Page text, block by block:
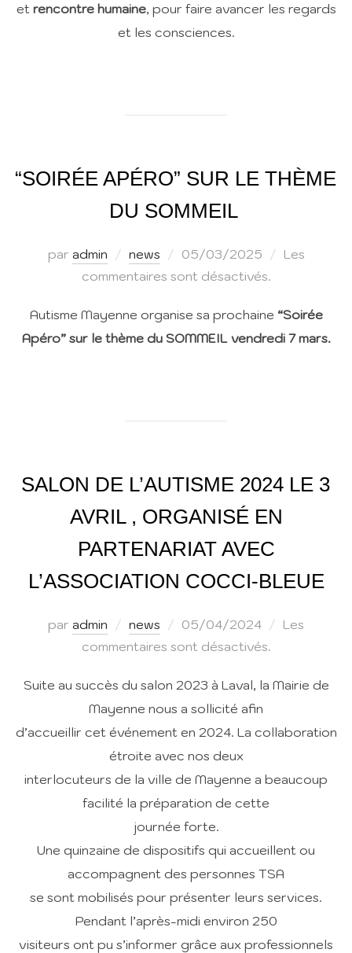
et rencontre humaine, pour faire avancer les regards
et les consciences.
“SOIRÉE APÉRO” SUR LE THÈME
DU SOMMEIL
par admin news
Publié
le
05/03/2025
Les
commentaires sont désactivés.
Autisme Mayenne organise sa prochaine “Soirée
Apéro” sur le thème du SOMMEIL vendredi 7 mars.
SALON DE L’AUTISME 2024 LE 3
AVRIL , ORGANISÉ EN
PARTENARIAT AVEC
L’ASSOCIATION COCCI-BLEUE
par admin news
Publié
le
05/04/2024
Les
commentaires sont désactivés.
Suite au succès du salon 2023 à Laval, la Mairie de
Mayenne nous a sollicité afin
d’accueillir cet événement en 2024. La collaboration
étroite avec nos deux
interlocuteurs de la ville de Mayenne a beaucoup
facilité la préparation de cette
journée forte.
Une quinzaine de dispositifs qui accueillent ou
accompagnent des personnes TSA
se sont mobilisés pour présenter leurs services.
Pendant l’après-midi environ 250
visiteurs ont pu s’informer grâce aux professionnels